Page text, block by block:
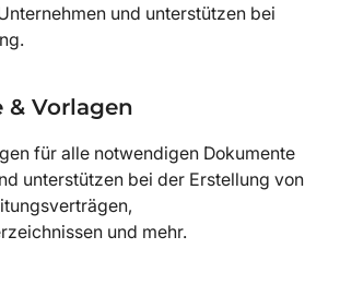
und unterstützen bei
Vorlagen
für alle notwendigen Dokumente
unterstützen bei der Erstellung von
und mehr.